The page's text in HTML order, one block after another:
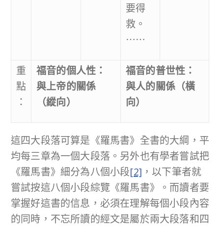
要得
救。
⋯⋯
重
點
：
福音的個人性：
與上帝的關係
（縱向）
福音的普世性：
與人的關係（橫
向）
這四大段落可算是《羅馬書》全書的大綱，平
均每三章為一個大段落。另外也有學者嘗試把
《羅馬書》細分為八個小段[2] ，以下筆者就
嘗試按這八個小段綜覽《羅馬書》。而讀者要
掌握好這書的信息，必須在理解每個小段內容
的同時，不忘所讀的經文是屬於兩大段落和四